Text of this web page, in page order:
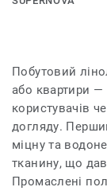
Побутовий
або квартири —
користувачів
догляду.
міцну та
тканину, що
Промаслені